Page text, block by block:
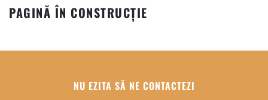
PAGINĂ ÎN CONSTRUCȚIE
NU EZITA SĂ NE CONTACTEZI